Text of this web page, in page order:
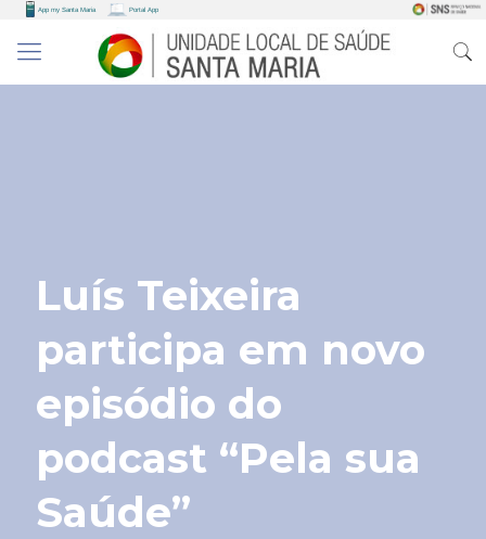
Luís Teixeira
participa em novo
episódio do
podcast “Pela sua
Saúde”